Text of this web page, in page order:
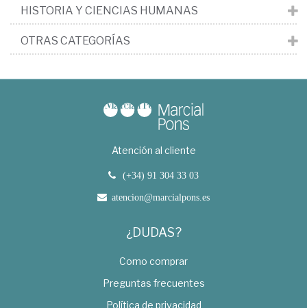
HISTORIA Y CIENCIAS HUMANAS
OTRAS CATEGORÍAS
Atención al cliente
(+34) 91 304 33 03
atencion@marcialpons.es
¿DUDAS?
Como comprar
Preguntas frecuentes
Política de privacidad